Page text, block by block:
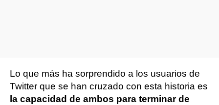
Lo que más ha sorprendido a los usuarios de
Twitter que se han cruzado con esta historia es
la capacidad de ambos para terminar de